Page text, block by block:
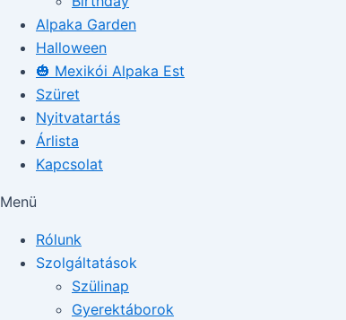
Alpaka Garden
Halloween
🎃 Mexikói Alpaka Est
Szüret
Nyitvatartás
Árlista
Kapcsolat
Menü
Rólunk
Szolgáltatások
Szülinap
Gyerektáborok